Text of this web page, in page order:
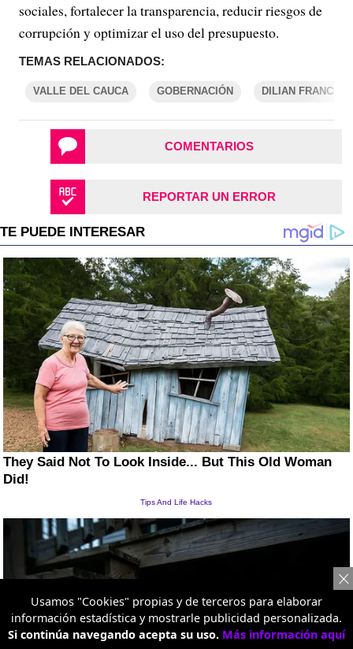
sociales, fortalecer la transparencia, reducir riesgos de
corrupción y optimizar el uso del presupuesto.
TEMAS RELACIONADOS:
VALLE DEL CAUCA GOBERNACIÓN DILIAN
COMENTARIOS
REPORTAR UN ERROR
Usamos "Cookies" propias y de terceros para elaborar
información estadística y mostrarle publicidad personalizada.
Si continúa navegando acepta su uso. Más información aquí